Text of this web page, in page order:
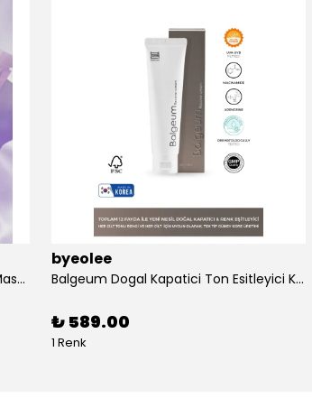
AHA BHA PHA Maekkeun Kore Kagit Maske | Olu Deri
byeolee
Balgeum Dogal Kapatici Ton Esitleyici Krem 50gr
₺ 589.00
1 Renk